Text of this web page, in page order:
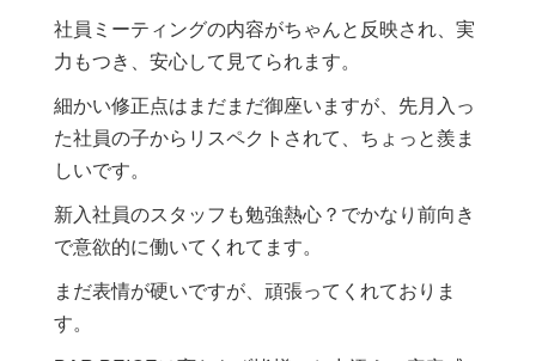
社員ミーティングの内容がちゃんと反映され、実
力もつき、安心して見てられます。
細かい修正点はまだまだ御座いますが、先月入っ
た社員の子からリスペクトされて、ちょっと羨ま
しいです。
新入社員のスタッフも勉強熱心？でかなり前向き
で意欲的に働いてくれてます。
まだ表情が硬いですが、頑張ってくれておりま
す。